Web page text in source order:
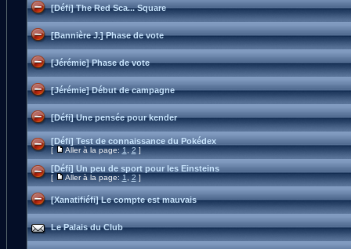
[Défi] The Red Sca... Square
[Bannière J.] Phase de vote
[Jérémie] Phase de vote
[Jérémie] Début de campagne
[Défi] Une pensée pour kender
[Défi] Test de connaissance du Pokédex
[ Aller à la page:1,2]
[Défi] Un peu de sport pour les Einsteins
[ Aller à la page:1,2]
[Xanatifiéfi] Le compte est mauvais
Le Palais du Club